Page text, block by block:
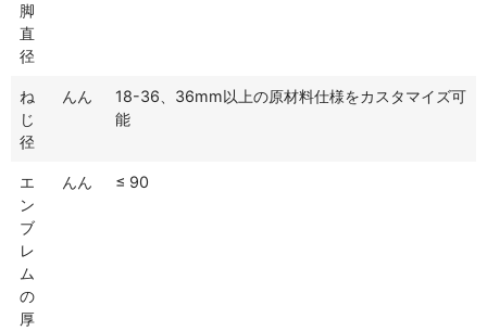
脚
直
径
ね
じ
径
んん
18-36、36mm以上の原材料仕様をカスタマイズ可
能
エ
ン
ブ
レ
ム
の
厚
んん ≤ 90